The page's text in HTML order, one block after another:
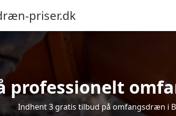
priser.dk
professionelt
Indhent 3 gratis tilbud på omfangsdræn i